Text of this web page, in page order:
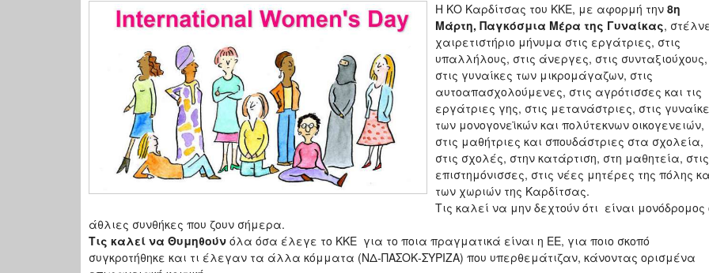
Η ΚΟ Καρδίτσας του ΚΚΕ, με αφορμή την 8η
Μάρτη, Παγκόσμια Μέρα της Γυναίκας,
χαιρετιστήριο μήνυμα στις εργάτριες, στις
υπαλλήλους, στις άνεργες, στις συνταξιούχους,
στις γυναίκες των μικρομάγαζων, στις
αυτοαπασχολούμενες, στις αγρότισσες και τις
εργάτριες γης, στις μετανάστριες, στις
των μονογονεϊκών και πολύτεκνων οικογενειών,
στις μαθήτριες και σπουδάστριες στα σχολεία,
στις σχολές, στην κατάρτιση, στη μαθητεία, στις
επιστημόνισσες, στις νέες μητέρες της πόλης
των χωριών της Καρδίτσας.
Τις καλεί να μην δεχτούν ότι είναι μονόδρομος
άθλιες συνθήκες που ζουν σήμερα.
Τις καλεί να Θυμηθούν όλα όσα έλεγε το ΚΚΕ για το ποια πραγματικά είναι η ΕΕ, για ποιο σκοπό
συγκροτήθηκε και τι έλεγαν τα άλλα κόμματα (ΝΔ-ΠΑΣΟΚ-ΣΥΡΙΖΑ) που υπερθεμάτιζαν, κάνοντας ορισμένα